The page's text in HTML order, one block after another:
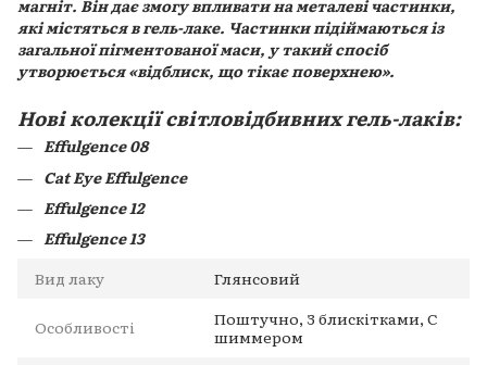
магніт. Він дає змогу впливати на металеві частинки,
які містяться в гель-лаке. Частинки підіймаються із
загальної пігментованої маси, у такий спосіб
утворюється «відблиск, що тікає поверхнею».
Нові колекції світловідбивних гель-лаків:
Effulgence 08
Cat Eye Effulgence
Effulgence 12
Effulgence 13
Вид лаку
Глянсовий
Особливості
Поштучно, З блискітками, С
шиммером